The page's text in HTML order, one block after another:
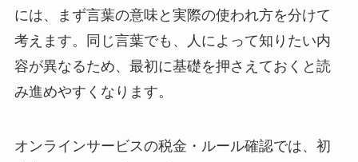
には、まず言葉の意味と実際の使われ方を分けて
考えます。同じ言葉でも、人によって知りたい内
容が異なるため、最初に基礎を押さえておくと読
み進めやすくなります。
オンラインサービスの税金・ルール確認では、初